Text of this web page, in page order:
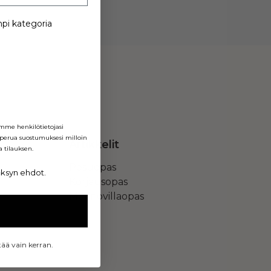
Artikkelit
Pesuopas
Korjausopas
Merinovillaopas
kategoria
henkilötietojasi
suostumuksesi milloin
tilauksen.
ehdot.
vain kerran.